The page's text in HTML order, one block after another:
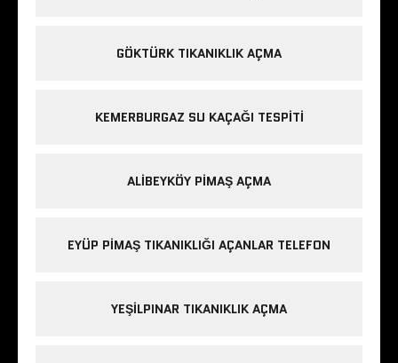
GÖKTÜRK TIKANIKLIK AÇMA
KEMERBURGAZ SU KAÇAĞI TESPITI
ALIBEYKÖY PIMAŞ AÇMA
EYÜP PIMAŞ TIKANIKLIĞI AÇANLAR TELEFON
YEŞILPINAR TIKANIKLIK AÇMA